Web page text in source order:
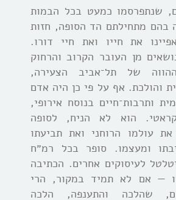
שנתפרסמו כמעט בכל הבמות
בהם מתחילתם הד הסופה, חזות
את חייו ואת חיי דורו.
מן העובר הקרוב והרחוק
של תל־אביב הצעירה,
והולכת. אף על פי כן היה אדם
ותרבות־חיים בנוסח אירופי,
הוא לא הניח, לסופה
עולמו הרוחני ואת תביעתו
ומעצמו. סופר בכל רמ״ח
לעיסוקים אחרים. הכתיבה
— אם לא תמיד במקור, הרי
שהלכה והתענפה, הלכה